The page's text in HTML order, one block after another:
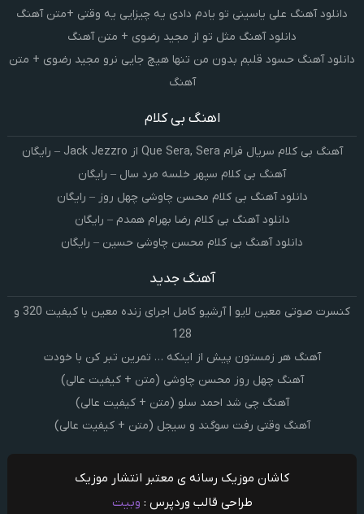
دانلود آهنگ علی یاسینی تو یادم دادی یه چیزایی یه وقتی +متن آهنگ
دانلود آهنگ مثل تو از مجید رضوی + متن آهنگ
دانلود آهنگ حسود قلبم بدون من تنها هیچ جایی نرو مجید رضوی + متن
آهنگ
اهنگ بی کلام
آهنگ بی کلام سریال فرام Que Sera, Sera از Jack Jezzro – رایگان
آهنگ بی کلام سپهر خلسه مرد سال – رایگان
دانلود آهنگ بی کلام محسن چاوشی چهل روز – رایگان
دانلود آهنگ بی کلام رضا بهرام همدم – رایگان
دانلود آهنگ بی کلام محسن چاوشی حسین – رایگان
آهنگ جدید
کنسرت صوتی معین لایو | آرشیو کامل اجرای زنده معین با کیفیت 320 و
128
آهنگ هر زمستون پیش از اینکه … تمرین تبر کن با خودت
آهنگ چهل روز محسن چاوشی (متن + کیفیت عالی)
آهنگ چی شد احمد سلو (متن + کیفیت عالی)
آهنگ وقتی رفت سوگند و سیجل (متن + کیفیت عالی)
کاشان موزیک رسانه ی معتبر انتشار موزیک
طراحی قالب وردپرس : وبیت